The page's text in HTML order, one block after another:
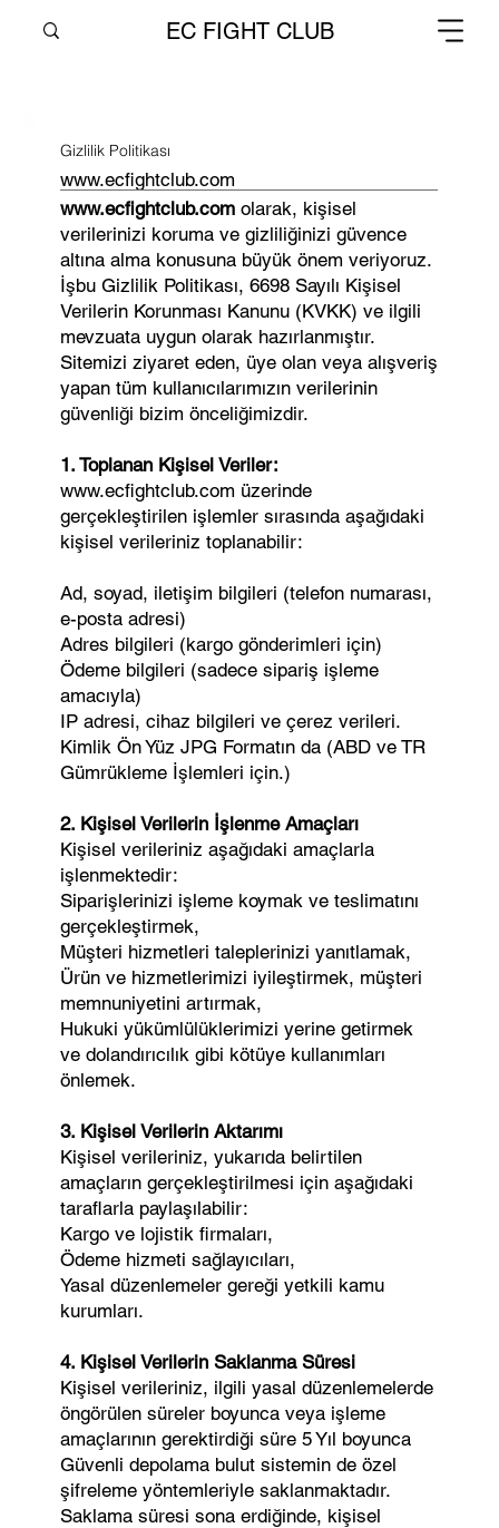
EC FIGHT CLUB
Gizlilik Politikası
www.ecfightclub.com
www.ecfightclub.com olarak, kişisel
verilerinizi koruma ve gizliliğinizi güvence
altına alma konusuna büyük önem veriyoruz.
İşbu Gizlilik Politikası, 6698 Sayılı Kişisel
Verilerin Korunması Kanunu (KVKK) ve ilgili
mevzuata uygun olarak hazırlanmıştır.
Sitemizi ziyaret eden, üye olan veya alışveriş
yapan tüm kullanıcılarımızın verilerinin
güvenliği bizim önceliğimizdir.
1. Toplanan Kişisel Veriler:
www.ecfightclub.com üzerinde
gerçekleştirilen işlemler sırasında aşağıdaki
kişisel verileriniz toplanabilir:
Ad, soyad, iletişim bilgileri (telefon numarası,
e-posta adresi)
Adres bilgileri (kargo gönderimleri için)
Ödeme bilgileri (sadece sipariş işleme
amacıyla)
IP adresi, cihaz bilgileri ve çerez verileri.
Kimlik Ön Yüz JPG Formatın da (ABD ve TR
Gümrükleme İşlemleri için.)
2. Kişisel Verilerin İşlenme Amaçları
Kişisel verileriniz aşağıdaki amaçlarla
işlenmektedir:
Siparişlerinizi işleme koymak ve teslimatını
gerçekleştirmek,
Müşteri hizmetleri taleplerinizi yanıtlamak,
Ürün ve hizmetlerimizi iyileştirmek, müşteri
memnuniyetini artırmak,
Hukuki yükümlülüklerimizi yerine getirmek
ve dolandırıcılık gibi kötüye kullanımları
önlemek.
3. Kişisel Verilerin Aktarımı
Kişisel verileriniz, yukarıda belirtilen
amaçların gerçekleştirilmesi için aşağıdaki
taraflarla paylaşılabilir:
Kargo ve lojistik firmaları,
Ödeme hizmeti sağlayıcıları,
Yasal düzenlemeler gereği yetkili kamu
kurumları.
4. Kişisel Verilerin Saklanma Süresi
Kişisel verileriniz, ilgili yasal düzenlemelerde
öngörülen süreler boyunca veya işleme
amaçlarının gerektirdiği süre 5 Yıl boyunca
Güvenli depolama bulut sistemin de özel
şifreleme yöntemleriyle saklanmaktadır.
Saklama süresi sona erdiğinde, kişisel